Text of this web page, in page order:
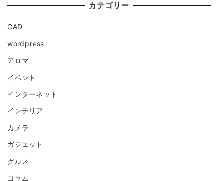
カテゴリー
CAD
wordpress
アロマ
イベント
インターネット
インテリア
カメラ
ガジェット
グルメ
コラム